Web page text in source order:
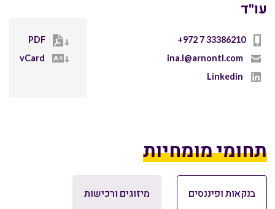
עו"ד
+972 7 33386210
ina.l@arnontl.com
Linkedin
PDF
vCard
תחומי מומחיות
בנקאות ופיננסים מיזוגים ורכישות